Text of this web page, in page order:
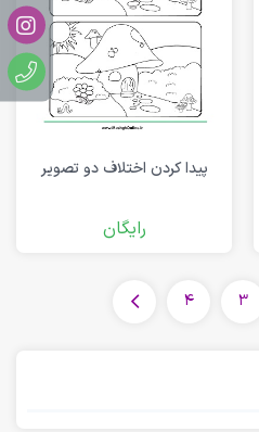
پیدا کردن اختلاف دو تصویر
رایگان
3
4